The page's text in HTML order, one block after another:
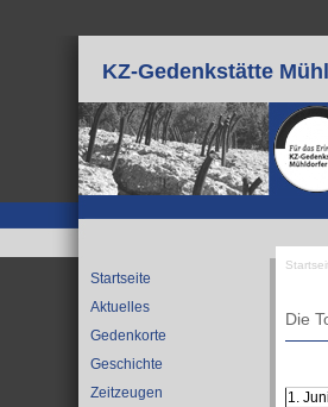
KZ-Gedenkstätte
Startseite
Aktuelles
Gedenkorte
Geschichte
Zeitzeugen
Die
1.